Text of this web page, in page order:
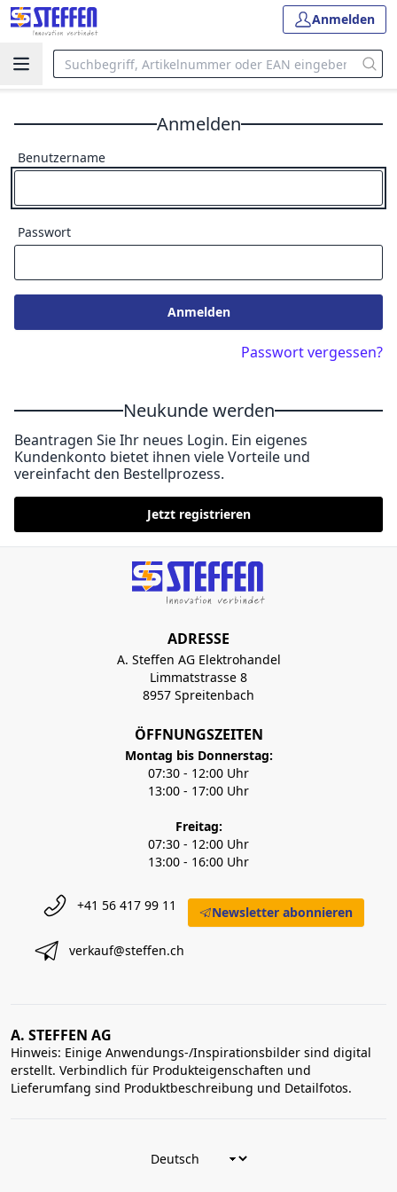
Anmelden
Anmelden
Benutzername
Passwort
Anmelden
Passwort vergessen?
Neukunde werden
Beantragen Sie Ihr neues Login. Ein eigenes
Kundenkonto bietet ihnen viele Vorteile und
vereinfacht den Bestellprozess.
Jetzt registrieren
ADRESSE
A. Steffen AG Elektrohandel
Limmatstrasse 8
8957 Spreitenbach
ÖFFNUNGSZEITEN
Montag bis Donnerstag:
07:30 - 12:00 Uhr
13:00 - 17:00 Uhr
Freitag:
07:30 - 12:00 Uhr
13:00 - 16:00 Uhr
+41 56 417 99 11
verkauf@steffen.ch
Newsletter abonnieren
A. STEFFEN AG
Hinweis: Einige Anwendungs-/Inspirationsbilder sind digital
erstellt. Verbindlich für Produkteigenschaften und
Lieferumfang sind Produktbeschreibung und Detailfotos.